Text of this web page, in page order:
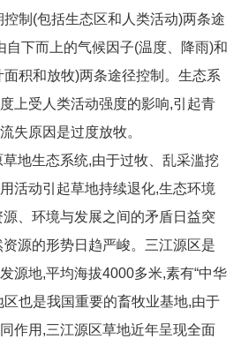
制(包括生态区和人类活动)两条途
自下而上的气候因子(温度、降雨)和
积和放牧)两条途径控制。生态系
上受人类活动强度的影响,引起青
失原因是过度放牧。
生态系统,由于过牧、乱采滥挖
活动引起草地持续退化,生态环境
、环境与发展之间的矛盾日益突
源的形势日趋严峻。三江源区是
源地,平均海拔4000多米,素有“中华
区也是我国重要的畜牧业基地,由于
作用,三江源区草地近年呈现全面